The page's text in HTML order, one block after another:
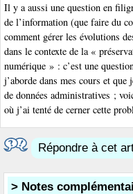
Il y a aussi une question en
de l’information (que faire du
comment gérer les évolutions
dans le contexte de la «
numérique » : c’est une
j’aborde dans mes cours et
de données administratives ;
où j’ai tenté de cerner cette
Répondre à cet
> Notes